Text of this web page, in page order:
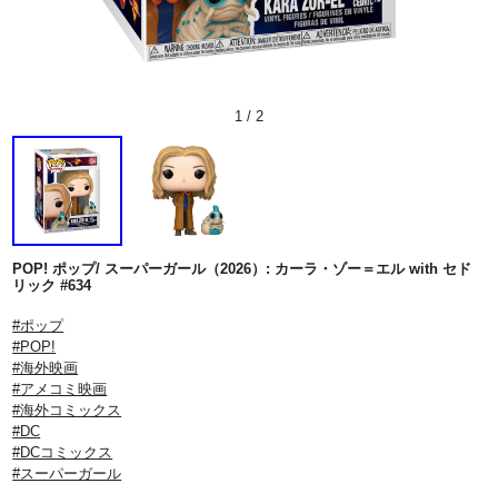
1 / 2
POP! ポップ/ スーパーガール（2026）: カーラ・ゾー＝エル with セド
リック #634
#ポップ
#POP!
#海外映画
#アメコミ映画
#海外コミックス
#DC
#DCコミックス
#スーパーガール